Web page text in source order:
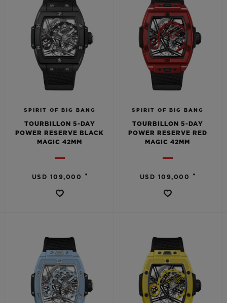
SPIRIT OF BIG BANG
TOURBILLON 5-DAY
POWER RESERVE BLACK
MAGIC 42MM
USD 109,000 •
SPIRIT OF BIG BANG
TOURBILLON 5-DAY
POWER RESERVE RED
MAGIC 42MM
USD 109,000 •